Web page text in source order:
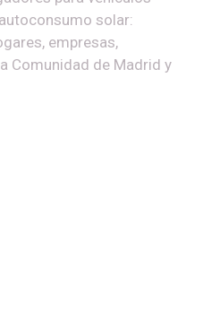
solar:
empresas,
Comunidad de Madrid y